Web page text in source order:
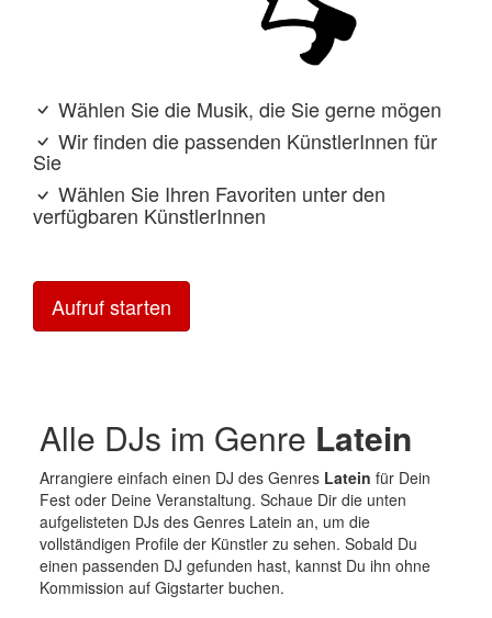
Wählen Sie die Musik, die Sie gerne mögen
Wir finden die passenden KünstlerInnen für
Sie
Wählen Sie Ihren Favoriten unter den
verfügbaren KünstlerInnen
Aufruf starten
Alle DJs im Genre Latein
Arrangiere einfach einen DJ des Genres Latein für Dein
Fest oder Deine Veranstaltung. Schaue Dir die unten
aufgelisteten DJs des Genres Latein an, um die
vollständigen Profile der Künstler zu sehen. Sobald Du
einen passenden DJ gefunden hast, kannst Du ihn ohne
Kommission auf Gigstarter buchen.